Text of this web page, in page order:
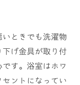
ときでも洗濯物
げ金具が取り付
す。浴室はホワ
ントになってい